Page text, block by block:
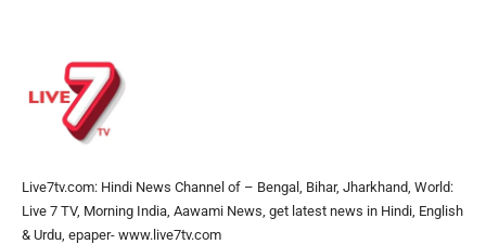
Live7tv.com: Hindi News Channel of – Bengal, Bihar, Jharkhand, World:
Live 7 TV, Morning India, Aawami News, get latest news in Hindi, English
& Urdu, epaper- www.live7tv.com